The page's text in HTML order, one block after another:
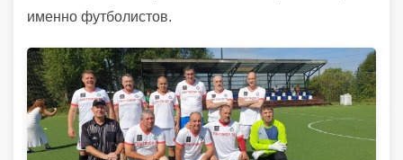
именно футболистов.